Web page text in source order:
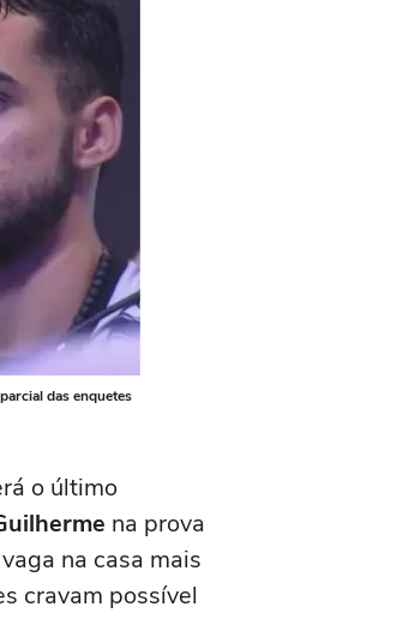
das enquetes
o último
na prova
na casa mais
cravam possível